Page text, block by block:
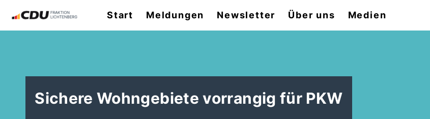
Start Meldungen Newsletter Über uns Medien
Sichere Wohngebiete vorrangig für PKW